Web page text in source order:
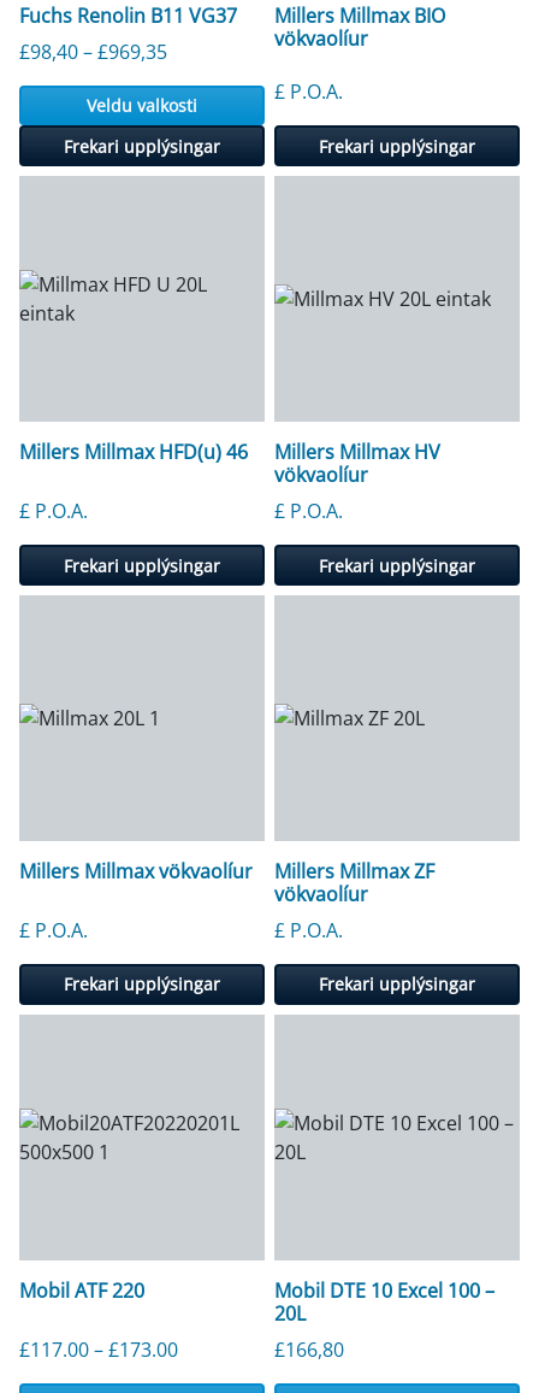
Fuchs Renolin B11 VG37
£98,40–£969,35Verðbil: £98,40 til £969,35
Veldu valkosti
Frekari upplýsingar
Millers Millmax BIO
vökvaolíur
£ P.O.A.
Frekari upplýsingar
Millers Millmax HFD(u) 46
£ P.O.A.
Frekari upplýsingar
Millers Millmax HV
vökvaolíur
£ P.O.A.
Frekari upplýsingar
Millers Millmax vökvaolíur
£ P.O.A.
Frekari upplýsingar
Millers Millmax ZF
vökvaolíur
£ P.O.A.
Frekari upplýsingar
Mobil ATF 220
£117.00–£173.00Price range: £117.00 through £173.00
Mobil DTE 10 Excel 100 –
20L
£166,80